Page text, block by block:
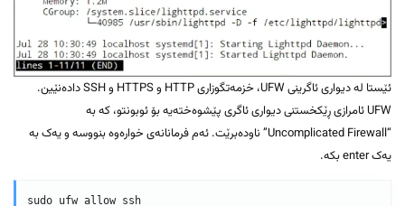
ئێستا لە دیواری ئاگرینی UFW، خزمەتگوزاری HTTP و HTTPS و SSH دادەنێین.
UFW ئامرازی ڕێکخستنی دیواری ئاگری پێشوەختەیە بۆ ئوبونتو، کە بە
“Uncomplicated Firewall” ناودەبرێت. ئەم فرمانانەی خوارەوە بنووسە و یەک بە
یەک enter بکە.
sudo ufw allow ssh